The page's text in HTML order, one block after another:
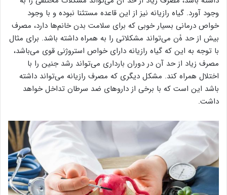
وجود آورد. گیاه رازیانه نیز از این قاعده مستثنا نبوده و با وجود
خواص درمانی بسیار خوبی که برای سلامت بدن خانم‌ها‌ دارد، مصرف
بیش از حد ۀن می‌تواند مشکلاتی را به همراه داشته باشد. برای مثال
با توجه به این که گیاه رازیانه دارای خواص استروژنی قوی می‌باشد،
مصرف زیاد از حد آن در دوران بارداری می‌تواند رشد جنین را با
اختلال همراه کند. مشکل دیگری که مصرف رازیانه می‌‌تواند داشته
باشد این است که با برخی از داروهای ضد سرطان تداخل خواهد
داشت.